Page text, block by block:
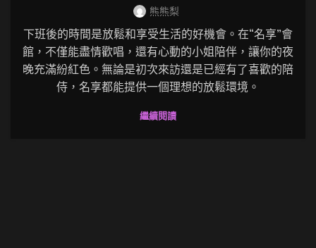
熊熊梨
下班後的時間是放鬆和享受生活的好機會。在“名享”會
館，不僅能盡情歡唱，還有心動的小姐陪伴，讓你的夜
晚充滿紛紅色。無論是初次來訪還是已經有了喜歡的陪
侍，名享都能提供一個理想的放鬆環境。
繼續閱讀